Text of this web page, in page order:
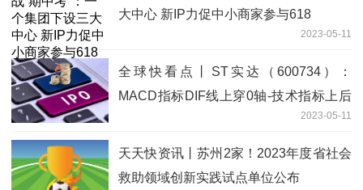
大中心 新IP力促中小商家参与618
2023-05-11
全球快看点丨ST实达（600734）：
MACD指标DIF线上穿0轴-技术指标上后
2023-05-11
天天快资讯丨苏州2家！2023年度省社会
救助领域创新实践试点单位公布